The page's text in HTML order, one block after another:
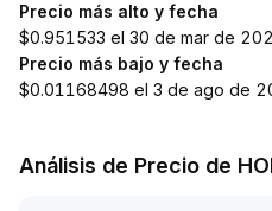
Precio más alto y fecha
$0.951533 el 30 de mar de
Precio más bajo y fecha
$0.01168498 el 3 de ago de
Análisis de Precio de